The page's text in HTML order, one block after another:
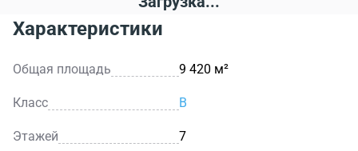
Характеристики
Общая площадь 9 420 м²
Класс B
Этажей 7